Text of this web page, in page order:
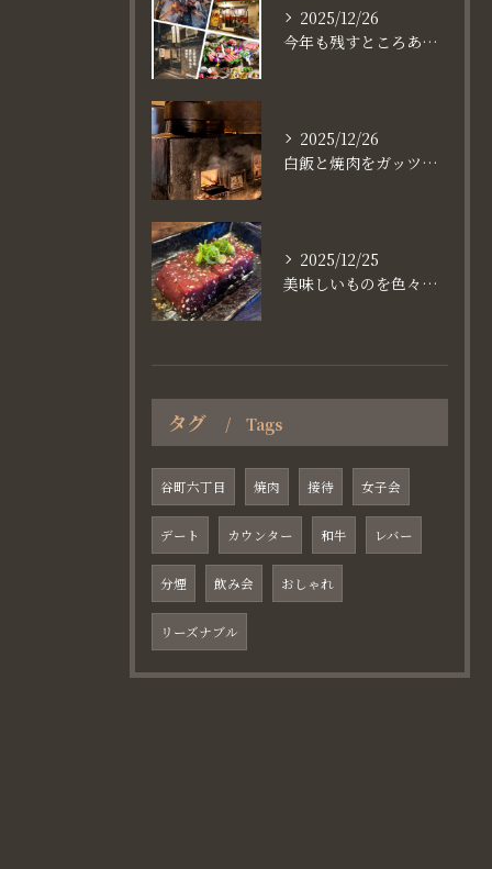
2025/12/26
今年も残すところあと、6日。
2025/12/26
白飯と焼肉をガッツり食べたいなら
2025/12/25
美味しいものを色々楽しめるのが #お店で焼肉
タグ Tags
谷町六丁目 焼肉 接待 女子会
デート カウンター 和牛 レバー
分煙 飲み会 おしゃれ
リーズナブル